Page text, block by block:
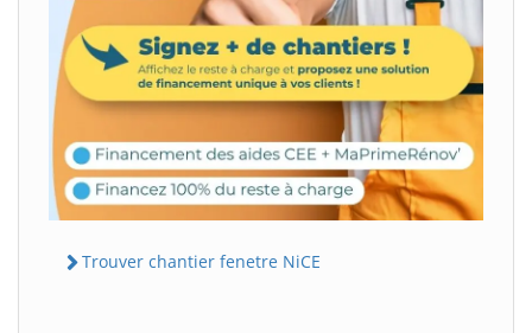
Trouver chantier fenetre NiCE